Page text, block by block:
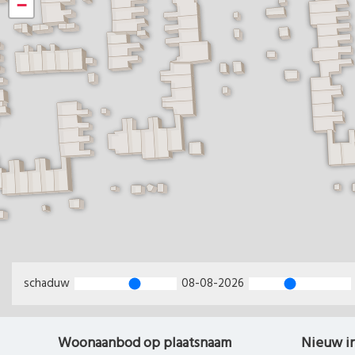
−
schaduw 08-08-2026
Woonaanbod op plaatsnaam Nieuw